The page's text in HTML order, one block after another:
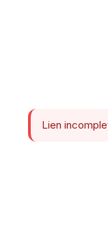
Lien